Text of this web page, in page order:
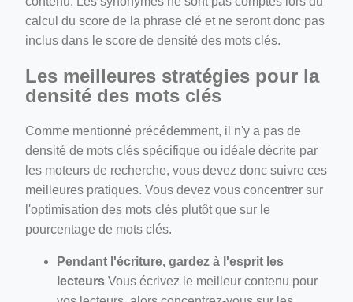
calcul du score de la phrase clé et ne seront donc pas
inclus dans le score de densité des mots clés.
Les meilleures stratégies pour la
densité des mots clés
Comme mentionné précédemment, il n'y a pas de
densité de mots clés spécifique ou idéale décrite par
les moteurs de recherche, vous devez donc suivre ces
meilleures pratiques. Vous devez vous concentrer sur
l'optimisation des mots clés plutôt que sur le
pourcentage de mots clés.
Pendant l'écriture, gardez à l'esprit les
lecteurs Vous écrivez le meilleur contenu pour